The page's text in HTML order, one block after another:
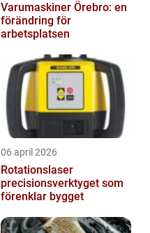
Varumaskiner Örebro: en
förändring för
arbetsplatsen
06 april 2026
Rotationslaser
precisionsverktyget som
förenklar bygget